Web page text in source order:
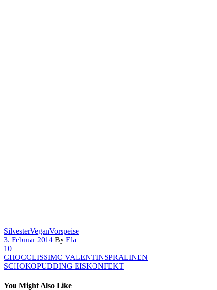
SilvesterVeganVorspeise
3. Februar 2014 By Ela
10
CHOCOLISSIMO VALENTINSPRALINEN
SCHOKOPUDDING EISKONFEKT
You Might Also Like